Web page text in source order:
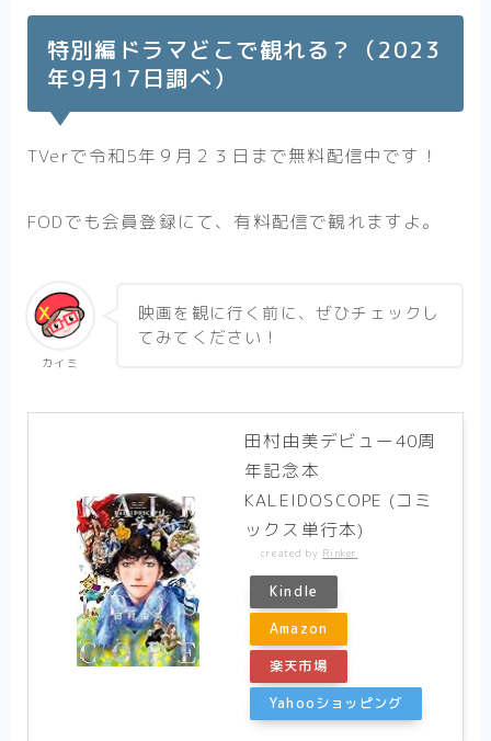
特別編ドラマどこで観れる？（2023
年9月17日調べ）
TVerで令和5年９月２３日まで無料配信中です！
FODでも会員登録にて、有料配信で観れますよ。
カイミ
映画を観に行く前に、ぜひチェックし
てみてください！
田村由美デビュー40周
年記念本
KALEIDOSCOPE (コミ
ックス単行本)
created by Rinker
Kindle
Amazon
楽天市場
Yahooショッピング